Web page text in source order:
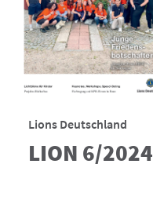
Lions Deutschland
LION 6/2024